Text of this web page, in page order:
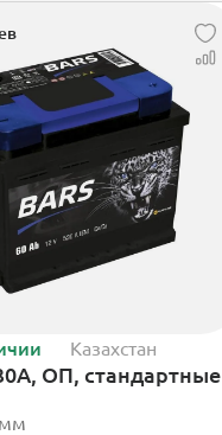
Казахстан
ОП, стандартные